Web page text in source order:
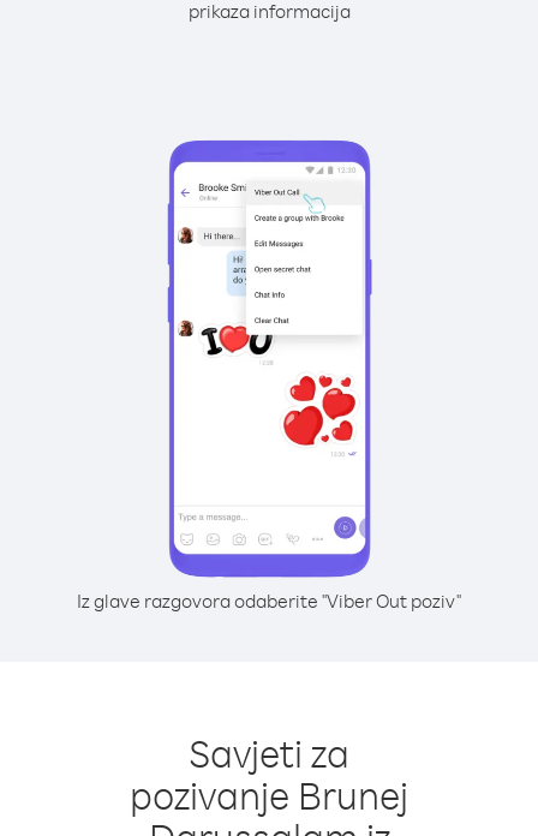
prikaza informacija
Iz glave razgovora odaberite "Viber Out poziv"
Savjeti za
pozivanje Brunej